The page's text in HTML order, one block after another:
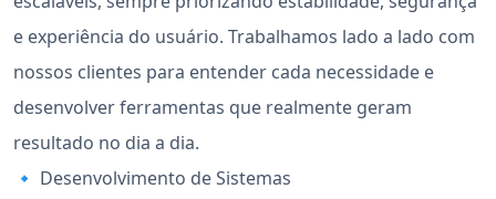
e experiência do usuário. Trabalhamos lado a lado com
nossos clientes para entender cada necessidade e
desenvolver ferramentas que realmente geram
resultado no dia a dia.
🔹 Desenvolvimento de Sistemas